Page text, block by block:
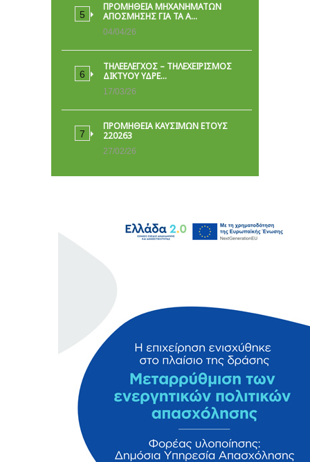
ΠΡΟΜΗΘΕΙΑ ΜΗΧΑΝΗΜΑΤΩΝ
ΑΠΟΣΜΗΣΗΣ ΓΙΑ ΤΑ Α…
04/04/26
ΤΗΛΕΕΛΕΓΧΟΣ – ΤΗΛΕΧΕΙΡΙΣΜΟΣ
ΔΙΚΤΥΟΥ ΥΔΡΕ…
17/03/26
ΠΡΟΜΗΘΕΙΑ ΚΑΥΣΙΜΩΝ ΕΤΟΥΣ
220263
27/02/26